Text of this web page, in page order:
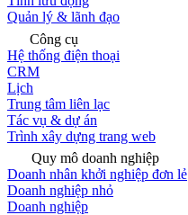
Quản lý & lãnh đạo
Công cụ
Hệ thống điện thoại
CRM
Lịch
Trung tâm liên lạc
Tác vụ & dự án
Trình xây dựng trang web
Quy mô doanh nghiệp
Doanh nhân khởi nghiệp đơn lẻ
Doanh nghiệp nhỏ
Doanh nghiệp